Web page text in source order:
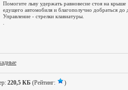
Помогите льву удержать равновесие стоя на крыше
едущего автомобиля и благополучно добраться до
Управление - стрелки клавиатуры.
220,5 КБ (Рейтинг: )